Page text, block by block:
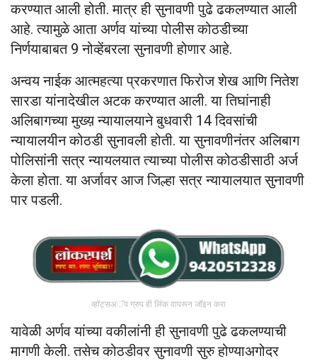
करण्यात आली होती. मात्र ही सुनावणी पुढे ढकलण्यात आली
आहे. त्यामुळे आता अर्णव यांच्या पोलीस कोठडीच्या
निर्णयाबाबत 9 नोव्हेंबरला सुनावणी होणार आहे.
अन्वय नाईक आत्महत्या प्रकरणात फिरोज शेख आणि नितेश
सारडा यांनादेखील अटक करण्यात आली. या तिघांनाही
अलिबागच्या मुख्य़ न्यायालयाने बुधवारी 14 दिवसांची
न्यायालयीन कोठडी सुनावली होती. या सुनावणीनंतर अलिबाग
पोलिसांनी सत्र न्यायलयात त्याच्या पोलीस कोठडीसाठी अर्ज
केला होता. या अर्जावर आज जिल्हा सत्र न्यायालयात सुनावणी
पार पडली.
व्हॉट्सअॅप ग्रुप ही लिंक वापरून जॉइन करा
यावेळी अर्णव यांच्या वकीलांनी ही सुनावणी पुढे ढकलण्याची
मागणी केली. तसेच कोठडीवर सुनावणी सुरु होण्याअगोदर